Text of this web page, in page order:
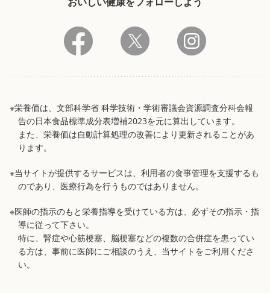
※栄養価は、文部科学省 科学技術・学術審議会資源調査分科会報
告の日本食品標準成分表増補2023を元に算出しています。
また、栄養価は自動計算処理の改善により更新されることがあ
ります。
※当サイトが提供するサービスは、利用者の食事管理を支援するも
のであり、医療行為を行うものではありません。
※医師の指示のもと栄養指導を受けている方は、必ずその指示・指
導に従って下さい。
特に、腎症や心筋梗塞、脳梗塞などの複数の合併症を患ってい
る方は、事前に医師にご相談のうえ、当サイトをご利用くださ
い。